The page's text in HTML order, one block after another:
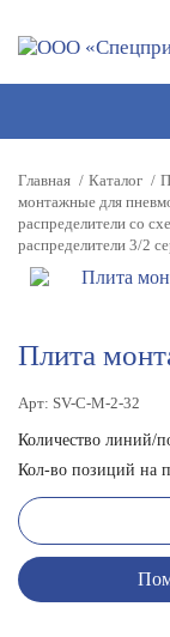
Главная Каталог
монтажные для
распределители со
распределители 3/2
Плита
Арт: SV-C-M-2-32
Количество линий/
Кол-во позиций на